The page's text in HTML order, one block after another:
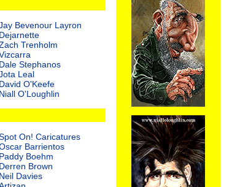
Bevenour Layron
Dejarnette
Trenholm
Dale Stephanos
Leal
David O'Keefe
Niall O'Loughlin
On! Caricatures
Barrientos
Paddy Boehm
Derren Brown
Neil Davies